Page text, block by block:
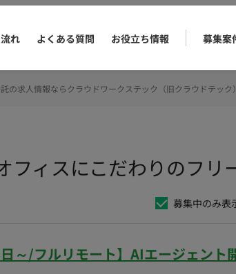
れ よくある質問 お役立ち情報 募集案
フィスにこだわりのフリ
募集中のみ表
～/フルリモート】AIエージェント
の求人情報ならクラウドワークステック（旧クラウドテック）